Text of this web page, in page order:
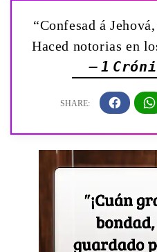
“Confesad á
Haced notorias en
— 1